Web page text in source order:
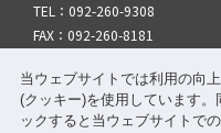
当ウェブサイトでは利用の向
(クッキー)を使用しています。
ックすると当ウェブサイトで
TEL：092-260-9308
FAX：092-260-8181